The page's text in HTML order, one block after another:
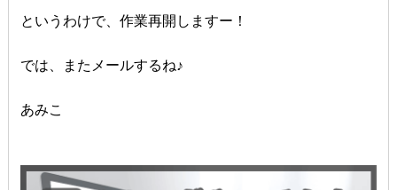
というわけで、作業再開しますー！
では、またメールするね♪
あみこ